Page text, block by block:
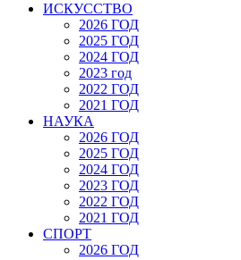
ИСКУССТВО
2026 ГОД
2025 ГОД
2024 ГОД
2023 год
2022 ГОД
2021 ГОД
НАУКА
2026 ГОД
2025 ГОД
2024 ГОД
2023 ГОД
2022 ГОД
2021 ГОД
СПОРТ
2026 ГОД